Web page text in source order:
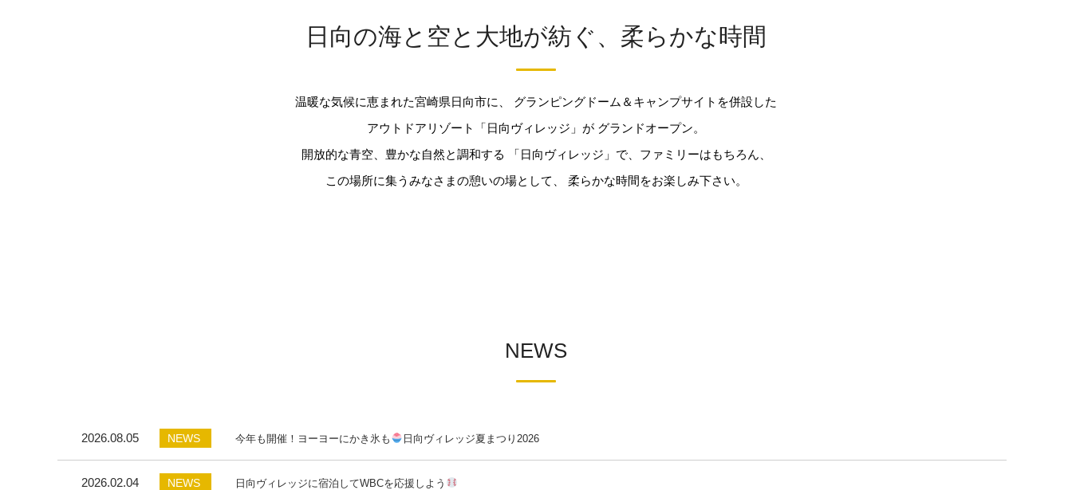
日向の海と空と大地が紡ぐ、柔らかな時間
温暖な気候に恵まれた宮崎県日向市に、
グランピングドーム＆キャンプサイトを併設した
アウトドアリゾート「日向ヴィレッジ」が グランドオープン。
開放的な青空、豊かな自然と調和する 「日向ヴィレッジ」で、ファミリーはもちろん、
この場所に集うみなさまの憩いの場として、
柔らかな時間をお楽しみ下さい。
NEWS
2026.08.05 NEWS 今年も開催！ヨーヨーにかき氷も 日向ヴィレッジ夏まつり2026
2026.02.04 NEWS 日向ヴィレッジに宿泊してWBCを応援しよう